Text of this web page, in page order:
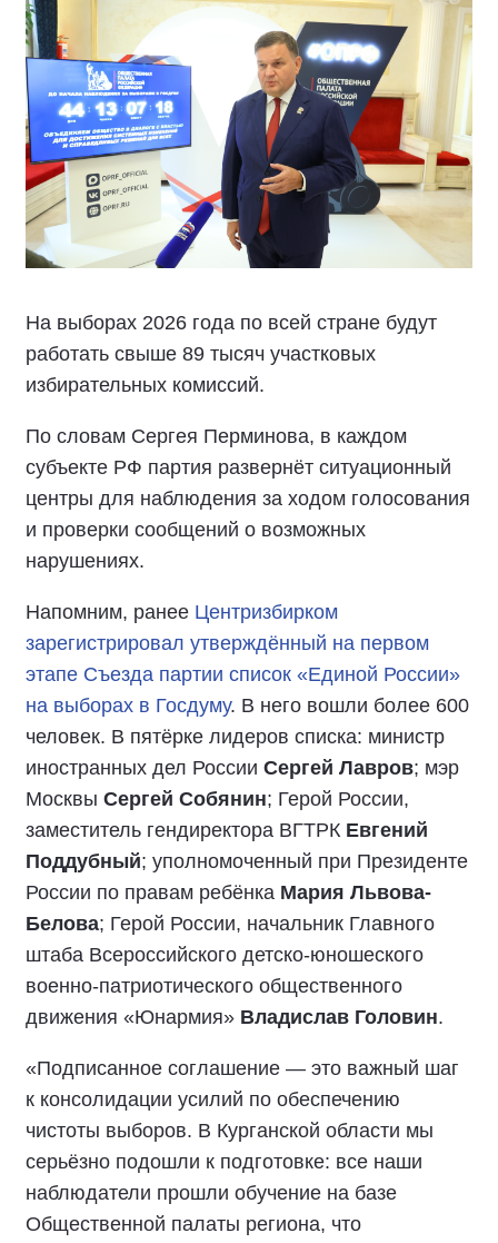
На выборах 2026 года по всей стране будут
работать свыше 89 тысяч участковых
избирательных комиссий.
По словам Сергея Перминова, в каждом
субъекте РФ партия развернёт ситуационный
центры для наблюдения за ходом голосования
и проверки сообщений о возможных
нарушениях.
Напомним, ранее Центризбирком
зарегистрировал утверждённый на первом
этапе Съезда партии список «Единой России»
на выборах в Госдуму. В него вошли более 600
человек. В пятёрке лидеров списка: министр
иностранных дел России Сергей Лавров; мэр
Москвы Сергей Собянин; Герой России,
заместитель гендиректора ВГТРК Евгений
Поддубный; уполномоченный при Президенте
России по правам ребёнка Мария Львова-
Белова; Герой России, начальник Главного
штаба Всероссийского детско-юношеского
военно-патриотического общественного
движения «Юнармия» Владислав Головин.
«Подписанное соглашение — это важный шаг
к консолидации усилий по обеспечению
чистоты выборов. В Курганской области мы
серьёзно подошли к подготовке: все наши
наблюдатели прошли обучение на базе
Общественной палаты региона, что